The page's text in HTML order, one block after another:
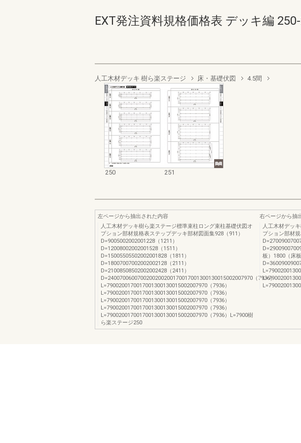
EXT発注資料規格価格表 デッキ編
人工木材デッキ 樹ら楽ステージ 床・基礎伏図 4.5間
250 251
左ページから抽出された内容
人工木材デッキ樹ら楽ステージ標準束柱ロング束柱基礎伏図オ
プション部材規格表ステップデッキ部材図面集928（911）
D=9005002002001228（1211）
D=12008002002001528（1511）
D=15005505502002001828（1811）
D=18007007002002002128（2111）
D=21008508502002002428（2411）
D=2400700600700200200200170017001300130015002007970（7936）
L=7900200170017001300130015002007970（7936）
L=7900200170017001300130015002007970（7936）
L=7900200170017001300130015002007970（7936）
L=7900200170017001300130015002007970（7936）
L=7900200170017001300130015002007970（7936）L=7900樹
ら楽ステージ250
右ページから抽
人工木材デッ
プション部材
板）1800（床